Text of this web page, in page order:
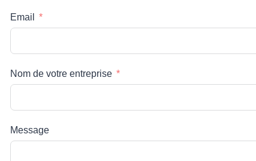
Email
Nom de votre entreprise
Message